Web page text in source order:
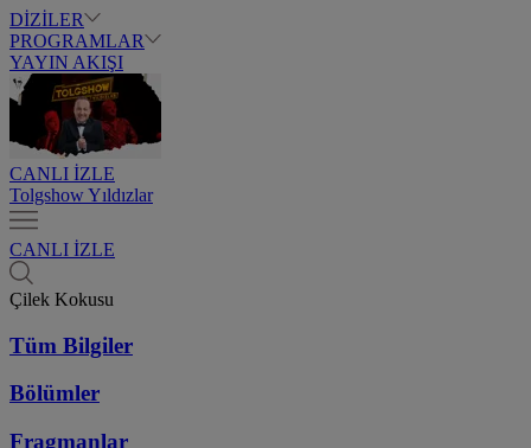
DİZİLER
PROGRAMLAR
YAYIN AKIŞI
CANLI İZLE
Tolgshow Yıldızlar
CANLI İZLE
Çilek Kokusu
Tüm Bilgiler
Bölümler
Fragmanlar